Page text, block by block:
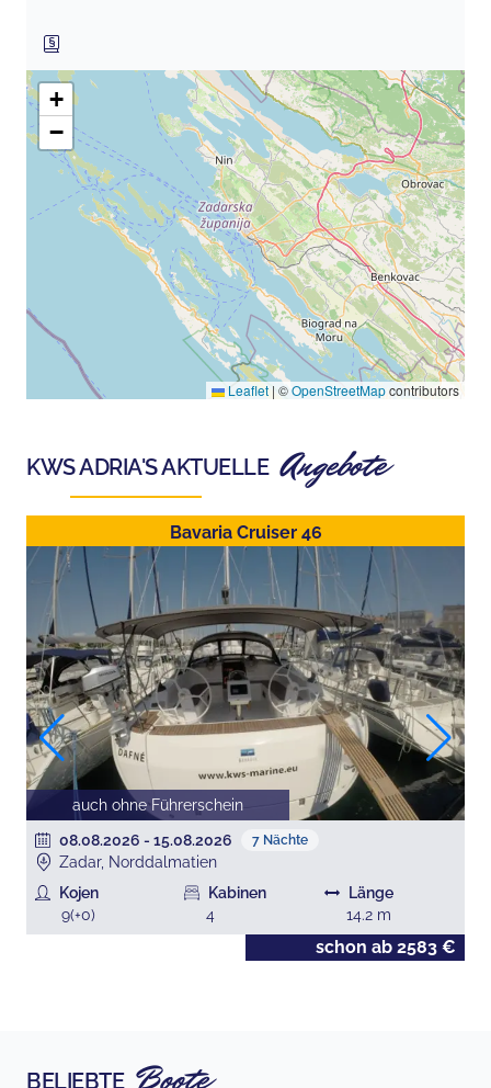
+
−
Leaflet | ©OpenStreetMapcontributors
KWS ADRIA'S AKTUELLE Angebote
Bavaria Cruiser 46
auch ohne Führerschein
08.08.2026 - 15.08.2026 7 Nächte
Zadar, Norddalmatien
Kojen
9(+0)
Kabinen
4
Länge
14.2 m
schon ab 2583 €
BELIEBTE